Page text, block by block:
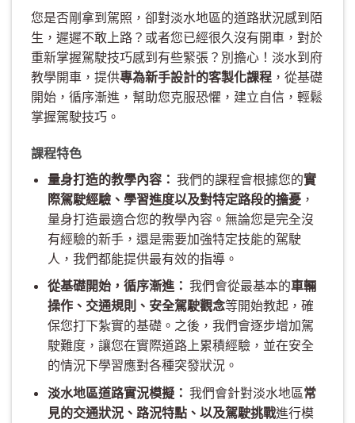
您是否剛拿到駕照，卻對淡水地區的道路狀況感到陌
生，遲遲不敢上路？或者您已經很久沒有開車，對於
重新掌握駕駛技巧感到有些緊張？別擔心！淡水到府
教學開車，提供專為新手設計的客製化課程 ，從基礎
開始，循序漸進，幫助您克服恐懼，建立自信，輕鬆
掌握駕駛技巧。
課程特色
量身打造的教學內容： 我們的課程會根據您的實
際駕駛經驗、學習進度以及對特定路段的擔憂，
量身打造最適合您的教學內容。無論您是完全沒
有經驗的新手，還是需要加強特定技能的駕駛
人，我們都能提供最有效的指導。
從基礎開始，循序漸進： 我們會從最基本的車輛
操作、交通規則、安全駕駛觀念等開始教起，確
保您打下紮實的基礎。之後，我們會逐步增加駕
駛難度，讓您在實際道路上累積經驗，並在安全
的情況下學習應對各種突發狀況。
淡水地區道路實況模擬： 我們會針對淡水地區常
見的交通狀況、路況特點、以及駕駛挑戰進行模